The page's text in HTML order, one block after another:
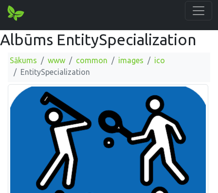
Albūms EntitySpecialization
Sākums www common images
ico
EntitySpecialization